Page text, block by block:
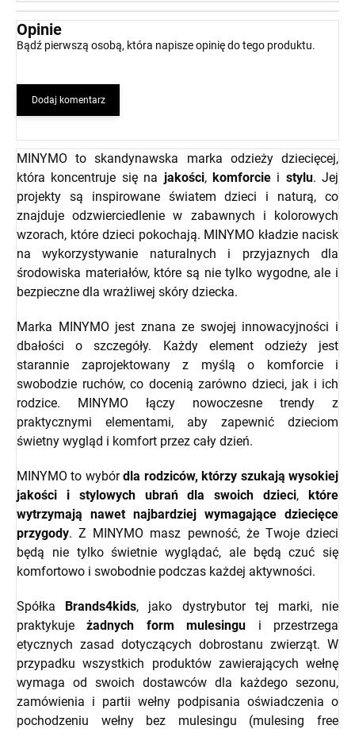
Opinie
Bądź pierwszą osobą, która napisze opinię do tego produktu.
Dodaj komentarz
MINYMO to skandynawska marka odzieży dziecięcej,
która koncentruje się na jakości, komforciei stylu. Jej
projekty są inspirowane światem dzieci i naturą, co
znajduje odzwierciedlenie w zabawnych i kolorowych
wzorach, które dzieci pokochają. MINYMO kładzie nacisk
na wykorzystywanie naturalnych i przyjaznych dla
środowiska materiałów, które są nie tylko wygodne, ale i
bezpieczne dla wrażliwej skóry dziecka.
Marka MINYMO jest znana ze swojej innowacyjności i
dbałości o szczegóły. Każdy element odzieży jest
starannie zaprojektowany z myślą o komforcie i
swobodzie ruchów, co docenią zarówno dzieci, jak i ich
rodzice. MINYMO łączy nowoczesne trendy z
praktycznymi elementami, aby zapewnić dzieciom
świetny wygląd i komfort przez cały dzień.
MINYMO to wybórdla rodziców, którzy szukają wysokiej
jakości i stylowych ubrań dla swoich dzieci, które
wytrzymają nawet najbardziej wymagające dziecięce
przygody. Z MINYMO masz pewność, że Twoje dzieci
będą nie tylko świetnie wyglądać, ale będą czuć się
komfortowo i swobodnie podczas każdej aktywności.
Spółka Brands4kids, jako dystrybutor tej marki, nie
praktykujeżadnych form mulesingu i przestrzega
etycznych zasad dotyczących dobrostanu zwierząt. W
przypadku wszystkich produktów zawierających wełnę
wymaga od swoich dostawców dla każdego sezonu,
zamówienia i partii wełny podpisania oświadczenia o
pochodzeniu wełny bez mulesingu (mulesing free